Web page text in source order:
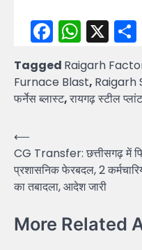
X
Tagged Raigarh
Furnace Blast, Raigarh
फर्नेस ब्लास्ट,रायगढ़ स्टील
Post
navigation
⟵
CG Transfer: छत्तीसगढ़ में
प्रशासनिक फेरबदल, 2
का तबादला, आदेश जारी
More Related